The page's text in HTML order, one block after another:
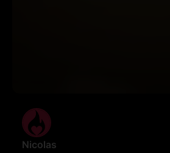
Nicolas